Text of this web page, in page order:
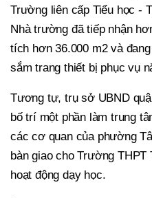
Trường liên cấp Tiểu học -
Nhà trường đã tiếp nhận
tích hơn 36.000 m2 và
sắm trang thiết bị phục vụ
Tương tự, trụ sở UBND
bố trí một phần làm trung
các cơ quan của phường
bàn giao cho Trường
hoạt động dạy học.